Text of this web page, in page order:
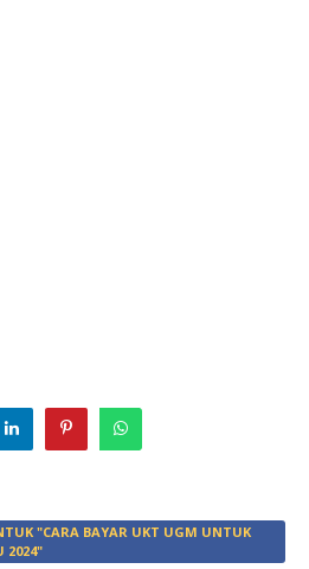
"CARA BAYAR UKT UGM UNTUK
2024"